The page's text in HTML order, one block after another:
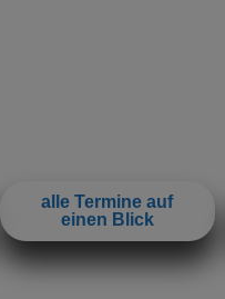
alle Termine auf
einen Blick